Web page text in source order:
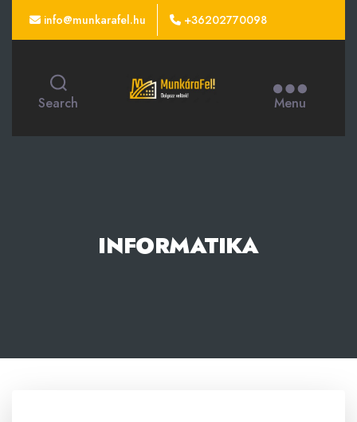
info@munkarafel.hu +36202770098
Search Menu
INFORMATIKA